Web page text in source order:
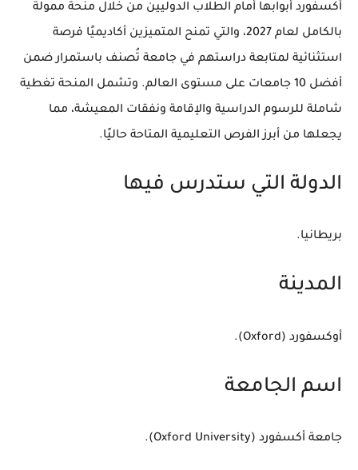
أكسفورد أبوابها أمام الطلاب الدوليين من خلال منحة ممولة
بالكامل لعام 2027، والتي تمنح المتميزين أكاديميًا فرصة
استثنائية لمتابعة دراستهم في جامعة تُصنف باستمرار ضمن
أفضل 10 جامعات على مستوى العالم. وتشمل المنحة تغطية
شاملة للرسوم الدراسية والإقامة ونفقات المعيشة، مما
يجعلها من أبرز الفرص التعليمية المتاحة حاليًا.
الدولة التي ستدرس فيها
بريطانيا.
المدينة
أوكسفورد (Oxford).
اسم الجامعة
جامعة أكسفورد (Oxford University).